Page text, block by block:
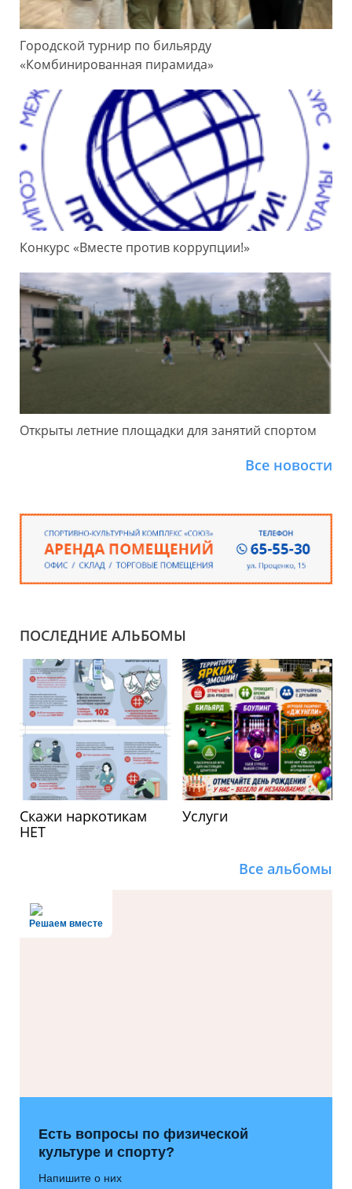
Городской турнир по бильярду
«Комбинированная пирамида»
Конкурс «Вместе против коррупции!»
Открыты летние площадки для занятий спортом
Все новости
ПОСЛЕДНИЕ АЛЬБОМЫ
Скажи наркотикам
НЕТ
Услуги
Все альбомы
Решаем вместе
Есть вопросы по физической
культуре и спорту?
Напишите о них